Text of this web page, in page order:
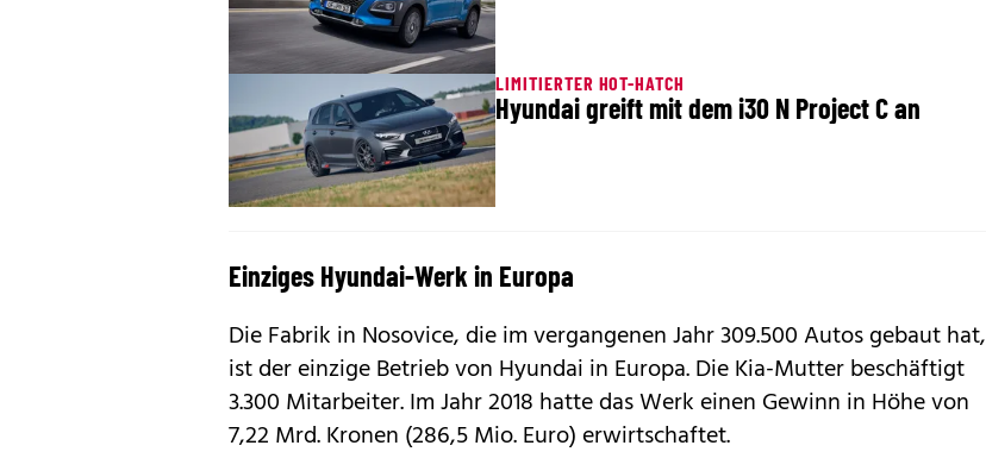
LIMITIERTER HOT-HATCH
Hyundai greift mit dem i30 N Project C an
Einziges Hyundai-Werk in Europa
Die Fabrik in Nosovice, die im vergangenen Jahr 309.500 Autos gebaut hat,
ist der einzige Betrieb von Hyundai in Europa. Die Kia-Mutter beschäftigt
3.300 Mitarbeiter. Im Jahr 2018 hatte das Werk einen Gewinn in Höhe von
7,22 Mrd. Kronen (286,5 Mio. Euro) erwirtschaftet.